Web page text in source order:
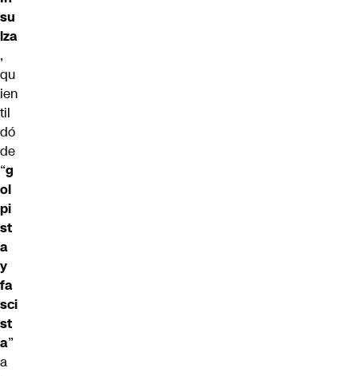
su
lza
,
qu
ien
til
dó
de
“g
ol
pi
st
a
y
fa
sci
st
a”
a